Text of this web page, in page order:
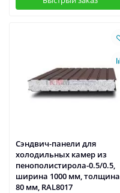
Сэндвич-панели для
холодильных камер из
пенополистирола-0.5/0.5,
ширина 1000 мм, толщина
80 мм, RAL8017